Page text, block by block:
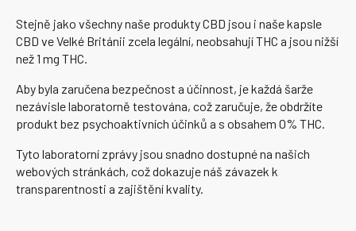
Stejně jako všechny naše produkty CBD jsou i naše kapsle
CBD ve Velké Británii zcela legální, neobsahují THC a jsou nižší
než 1 mg THC.
Aby byla zaručena bezpečnost a účinnost, je každá šarže
nezávisle laboratorně testována, což zaručuje, že obdržíte
produkt bez psychoaktivních účinků a s obsahem 0% THC.
Tyto laboratorní zprávy jsou snadno dostupné na našich
webových stránkách, což dokazuje náš závazek k
transparentnosti a zajištění kvality.